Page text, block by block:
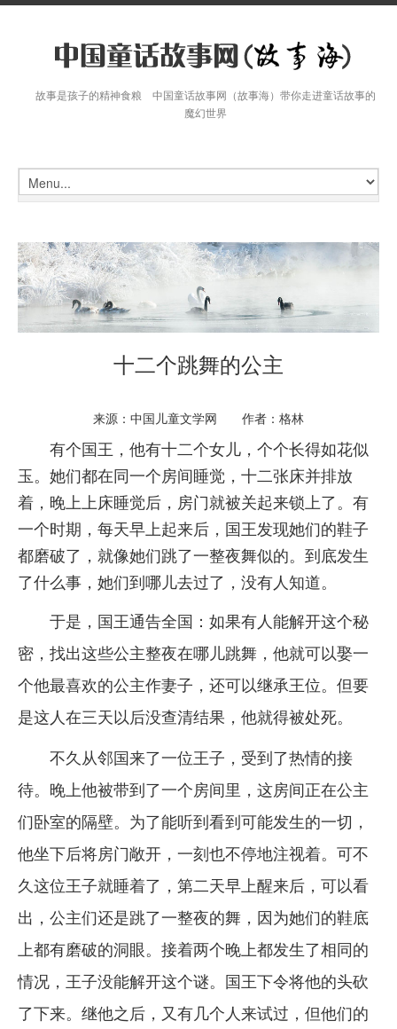
故事是孩子的精神食粮 中国童话故事网（故事海）带你走进童话故事的
魔幻世界
十二个跳舞的公主
来源：中国儿童文学网 作者：格林
有个国王，他有十二个女儿，个个长得如花似
玉。她们都在同一个房间睡觉，十二张床并排放
着，晚上上床睡觉后，房门就被关起来锁上了。有
一个时期，每天早上起来后，国王发现她们的鞋子
都磨破了，就像她们跳了一整夜舞似的。到底发生
了什么事，她们到哪儿去过了，没有人知道。
于是，国王通告全国：如果有人能解开这个秘
密，找出这些公主整夜在哪儿跳舞，他就可以娶一
个他最喜欢的公主作妻子，还可以继承王位。但要
是这人在三天以后没查清结果，他就得被处死。
不久从邻国来了一位王子，受到了热情的接
待。晚上他被带到了一个房间里，这房间正在公主
们卧室的隔壁。为了能听到看到可能发生的一切，
他坐下后将房门敞开，一刻也不停地注视着。可不
久这位王子就睡着了，第二天早上醒来后，可以看
出，公主们还是跳了一整夜的舞，因为她们的鞋底
上都有磨破的洞眼。接着两个晚上都发生了相同的
情况，王子没能解开这个谜。国王下令将他的头砍
了下来。继他之后，又有几个人来试过，但他们的